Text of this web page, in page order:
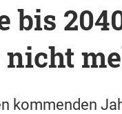
bis
kommenden